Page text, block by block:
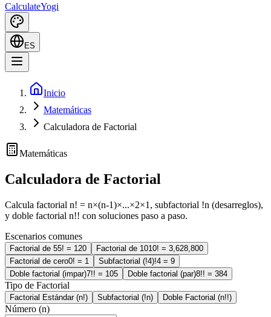
CalculateYogi
ES
Inicio
Matemáticas
Calculadora de Factorial
Matemáticas
Calculadora de Factorial
Calcula factorial n! = n×(n-1)×...×2×1, subfactorial !n (desarreglos),
y doble factorial n!! con soluciones paso a paso.
Escenarios comunes
Factorial de 55! = 120 Factorial de 1010! = 3,628,800
Factorial de cero0! = 1 Subfactorial (!4)!4 = 9
Doble factorial (impar)7!! = 105 Doble factorial (par)8!! = 384
Tipo de Factorial
Factorial Estándar (n!) Subfactorial (!n) Doble Factorial (n!!)
Número (n)